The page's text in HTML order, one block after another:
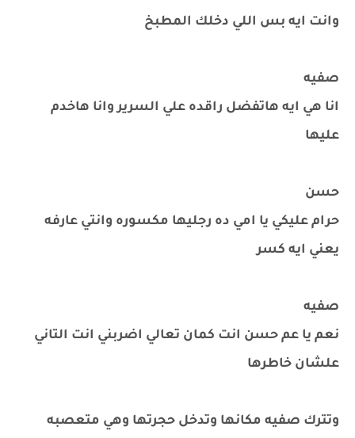
وانت ايه بس اللي دخلك المطبخ
صفيه
انا هي ايه هاتفضل راقده علي السرير وانا هاخدم
عليها
حسن
حرام عليكي يا امي ده رجليها مكسوره وانتي عارفه
يعني ايه كسر
صفيه
نعم يا عم حسن انت كمان تعالي اضربني انت التاني
علشان خاطرها
وتترك صفيه مكانها وتدخل حجرتها وهي متعصبه